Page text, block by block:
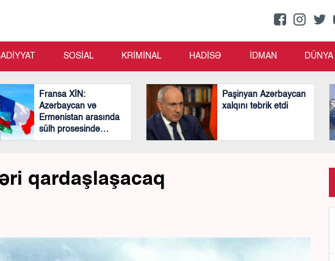
SOSİAL KRİMİNAL HADİSƏ İDMAN DÜNYA
Fransa XİN:
Azərbaycan və
Ermənistan arasında
sülh prosesində
mühüm və cəsarətli
Paşinyan Azərbaycan
xalqını təbrik etdi
qardaşlaşacaq